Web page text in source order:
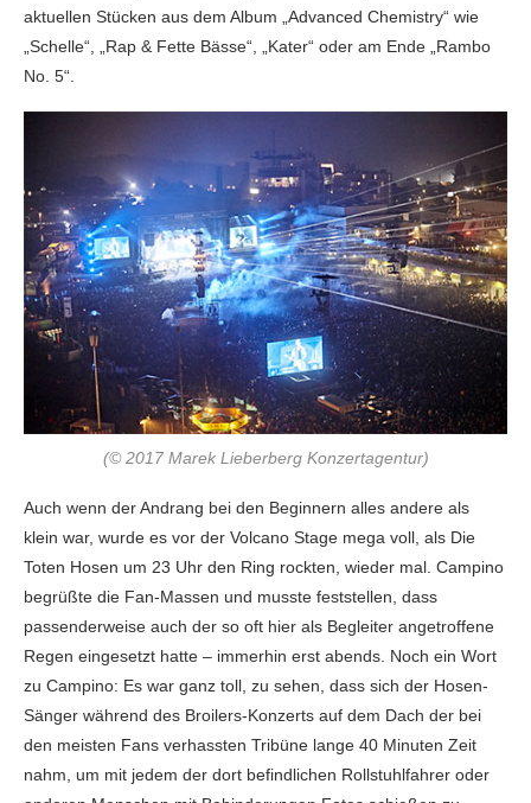
aktuellen Stücken aus dem Album „Advanced Chemistry“ wie
„Schelle“, „Rap & Fette Bässe“, „Kater“ oder am Ende „Rambo
No. 5“.
(© 2017 Marek Lieberberg Konzertagentur)
Auch wenn der Andrang bei den Beginnern alles andere als
klein war, wurde es vor der Volcano Stage mega voll, als Die
Toten Hosen um 23 Uhr den Ring rockten, wieder mal. Campino
begrüßte die Fan-Massen und musste feststellen, dass
passenderweise auch der so oft hier als Begleiter angetroffene
Regen eingesetzt hatte – immerhin erst abends. Noch ein Wort
zu Campino: Es war ganz toll, zu sehen, dass sich der Hosen-
Sänger während des Broilers-Konzerts auf dem Dach der bei
den meisten Fans verhassten Tribüne lange 40 Minuten Zeit
nahm, um mit jedem der dort befindlichen Rollstuhlfahrer oder